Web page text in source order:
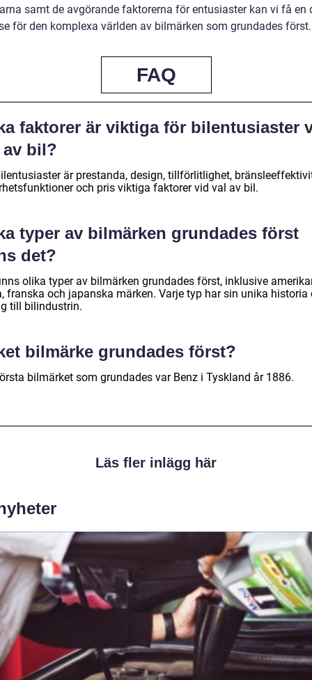
samt de avgörande faktorerna för entusiaster kan vi få en
för den komplexa världen av bilmärken som grundades först.
FAQ
faktorer är viktiga för bilentusiaster
av bil?
är prestanda, design, tillförlitlighet,
och pris viktiga faktorer vid val av bil.
typer av bilmärken grundades först
det?
olika typer av bilmärken grundades först, inklusive
franska och japanska märken. Varje typ har sin unika historia
till bilindustrin.
bilmärke grundades först?
bilmärket som grundades var Benz i Tyskland år 1886.
Läs fler inlägg här